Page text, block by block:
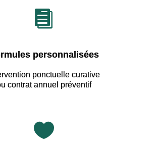

personnalisées
ponctuelle curative
contrat annuel préventif
